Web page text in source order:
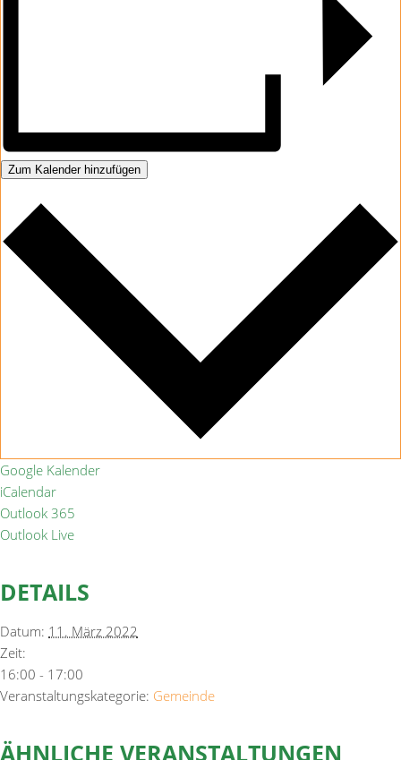
Zum Kalender hinzufügen
Google Kalender
iCalendar
Outlook 365
Outlook Live
DETAILS
Datum: 11. März 2022
Zeit:
16:00 - 17:00
Veranstaltungskategorie: Gemeinde
ÄHNLICHE VERANSTALTUNGEN